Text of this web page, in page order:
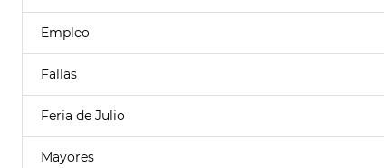
Empleo
Fallas
Feria de Julio
Mayores